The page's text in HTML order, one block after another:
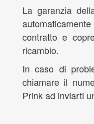
La garanzia
contratto e
ricambio.
In caso di
chiamare il
Prink ad inviarti